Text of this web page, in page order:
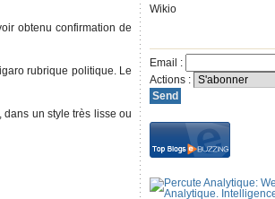
obtenu confirmation de
rubrique politique. Le
un style très lisse ou
Wikio
Email :
Actions :